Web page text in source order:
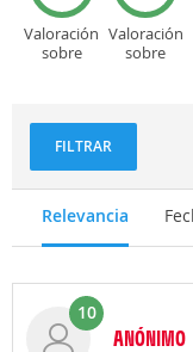
Valoración
sobre
Valoración
sobre
FILTRAR
Relevancia
10
ANÓNIMO